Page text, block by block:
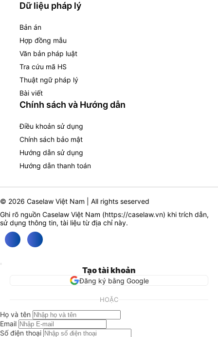
Dữ liệu pháp lý
Bản án
Hợp đồng mẫu
Văn bản pháp luật
Tra cứu mã HS
Thuật ngữ pháp lý
Bài viết
Chính sách và Hướng dẫn
Điều khoản sử dụng
Chính sách bảo mật
Hướng dẫn sử dụng
Hướng dẫn thanh toán
© 2026 Caselaw Việt Nam | All rights seserved
Ghi rõ nguồn Caselaw Việt Nam (https://caselaw.vn) khi trích dẫn,
sử dụng thông tin, tài liệu từ địa chỉ này.
Tạo tài khoản
Đăng ký bằng Google
HOẶC
Họ và tên
Email
Số điện thoại